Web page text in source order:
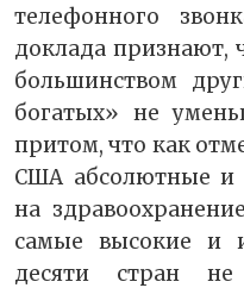
телефонного
доклада
большинством
богатых» не
притом, что как
США абсолютные и
на
самые высокие и
десяти стран не